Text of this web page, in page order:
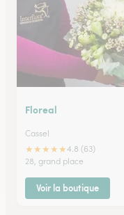
Floreal
Cassel
★★★★★4.8 (63)
28, grand place
Voir la boutique